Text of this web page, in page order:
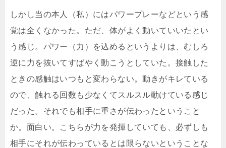
しかし当の本人（私）にはパワープレーなどという感
覚は全くなかった。ただ、体がよく動いていいたとい
う感じ。パワー（力）を込めるというよりは、むしろ
逆に力を抜いてすばやく動こうとしていた。接触した
ときの感触はいつもと変わらない。動きがキレている
ので、触れる回数も少なくてスルスル動けている感じ
だった。それでも相手に重さが伝わったということ
か。面白い。こちらが力を発揮していても、必ずしも
相手にそれが伝わっているとは限らないということな